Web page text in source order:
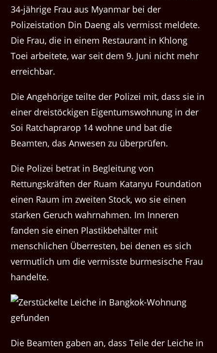
34-jährige Frau aus Myanmar bei der
Polizeistation Din Daeng als vermisst meldete.
Die Frau, die in einem Restaurant in Khlong
Toei arbeitete, war seit dem 9. Juni nicht mehr
erreichbar.
Die Angehörige teilte der Polizei mit, dass sie in
einer dreistöckigen Eigentumswohnung in der
Soi Ratchaprarop 14 wohne und bat die
Beamten, das Anwesen zu überprüfen.
Die Polizei betrat in Begleitung von
Rettungskräften der Ruam Katanyu Foundation
einen Raum im zweiten Stock, wo sie einen
starken Geruch wahrnahmen. Im Inneren
fanden sie einen Plastikbehälter mit
menschlichen Überresten, bei denen es sich
vermutlich um die vermisste burmesische Frau
handelte.
Die Beamten gaben an, dass Teile der Leiche in